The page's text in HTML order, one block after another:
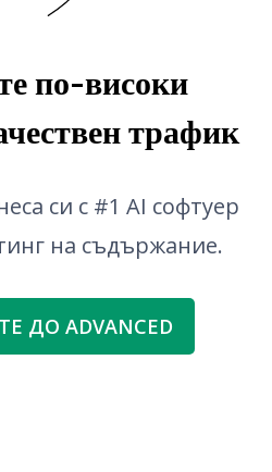
по-високи
трафик
си с #1 AI софтуер
на съдържание.
ДО ADVANCED